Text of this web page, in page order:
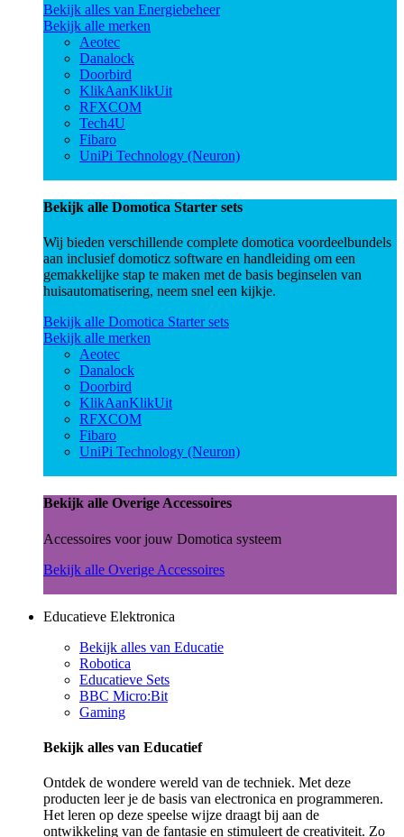
Bekijk alles van Energiebeheer
Bekijk alle merken
Aeotec
Danalock
Doorbird
KlikAanKlikUit
RFXCOM
Tech4U
Fibaro
UniPi Technology (Neuron)
Bekijk alle Domotica Starter sets
Wij bieden verschillende complete domotica voordeelbundels
aan inclusief domoticz software en handleiding om een
gemakkelijke stap te maken met de basis beginselen van
huisautomatisering, neem snel een kijkje.
Bekijk alle Domotica Starter sets
Bekijk alle merken
Aeotec
Danalock
Doorbird
KlikAanKlikUit
RFXCOM
Fibaro
UniPi Technology (Neuron)
Bekijk alle Overige Accessoires
Accessoires voor jouw Domotica systeem
Bekijk alle Overige Accessoires
Educatieve Elektronica
Bekijk alles van Educatie
Robotica
Educatieve Sets
BBC Micro:Bit
Gaming
Bekijk alles van Educatief
Ontdek de wondere wereld van de techniek. Met deze
producten leer je de basis van electronica en programmeren.
Het leren op deze speelse wijze draagt bij aan de
ontwikkeling van de fantasie en stimuleert de creativiteit. Zo